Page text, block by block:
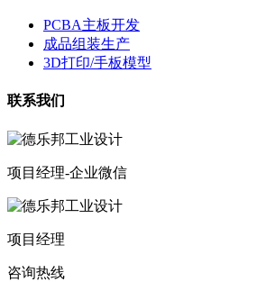
PCBA主板开发
成品组装生产
3D打印/手板模型
联系我们
项目经理-企业微信
项目经理
咨询热线